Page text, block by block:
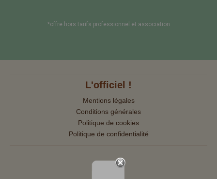
*offre hors tarifs professionnel et association
L'officiel !
Mentions légales
Conditions générales
Politique de cookies
Politique de confidentialité